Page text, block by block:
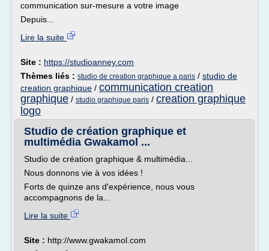
communication sur-mesure a votre image
Depuis...
Lire la suite
Site : https://studioanney.com
Thèmes liés : studio de creation graphique a paris / studio de
creation graphique / communication creation
graphique / studio graphique paris / creation graphique
logo
Studio de création graphique et
multimédia Gwakamol ...
Studio de création graphique & multimédia...
Nous donnons vie à vos idées !
Forts de quinze ans d'expérience, nous vous
accompagnons de la...
Lire la suite
Site : http://www.gwakamol.com